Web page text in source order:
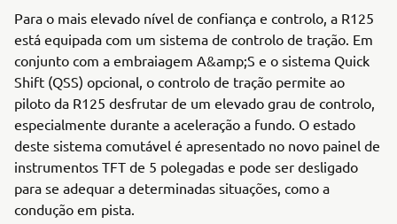
Para o mais elevado nível de confiança e controlo, a R125
está equipada com um sistema de controlo de tração. Em
conjunto com a embraiagem A&amp;S e o sistema Quick
Shift (QSS) opcional, o controlo de tração permite ao
piloto da R125 desfrutar de um elevado grau de controlo,
especialmente durante a aceleração a fundo. O estado
deste sistema comutável é apresentado no novo painel de
instrumentos TFT de 5 polegadas e pode ser desligado
para se adequar a determinadas situações, como a
condução em pista.